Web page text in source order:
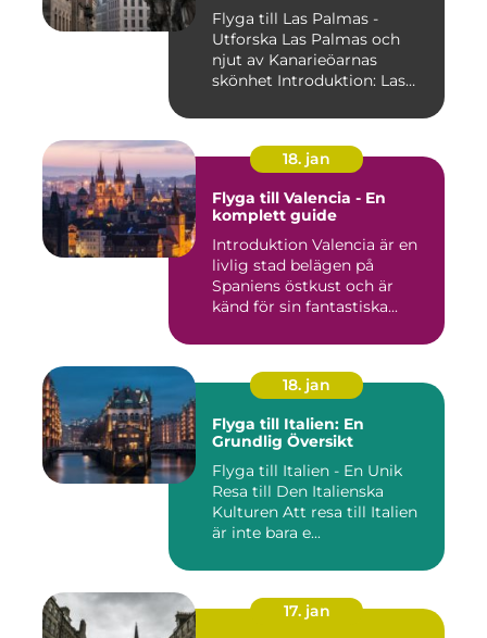
Flyga till Las Palmas -
Utforska Las Palmas och
njut av Kanarieöarnas
skönhet Introduktion: Las
18. jan
Flyga till Valencia - En
komplett guide
Introduktion Valencia är en
livlig stad belägen på
Spaniens östkust och är
känd för sin fantastiska...
18. jan
Flyga till Italien: En
Grundlig Översikt
Flyga till Italien - En Unik
Resa till Den Italienska
Kulturen Att resa till Italien
är inte bara e...
17. jan